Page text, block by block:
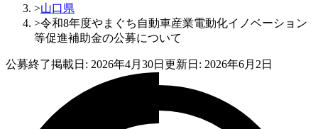
>山口県
>令和8年度やまぐち自動車産業電動化イノベーション
等促進補助金の公募について
公募終了掲載日: 2026年4月30日 更新日: 2026年6月2日